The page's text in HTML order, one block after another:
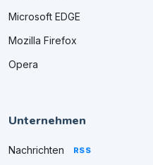
Microsoft EDGE
Mozilla Firefox
Opera
Unternehmen
Nachrichten RSS